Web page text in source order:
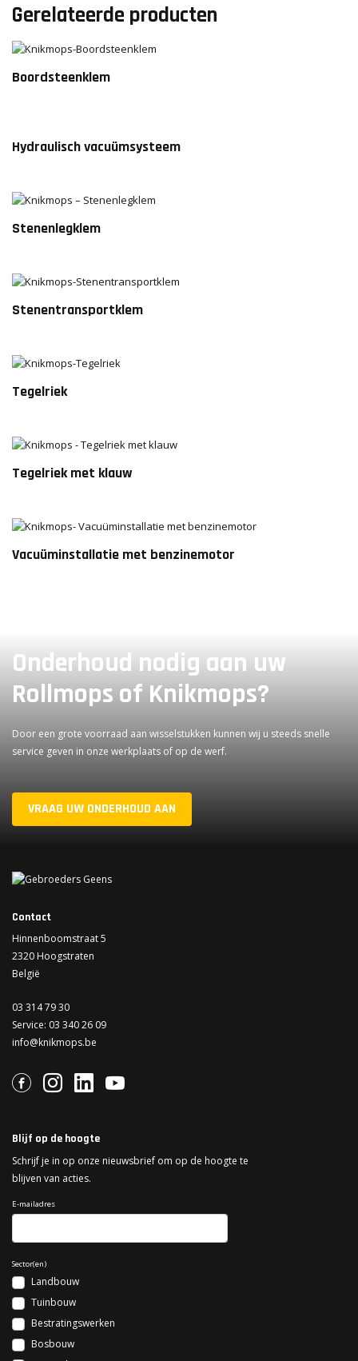
Gerelateerde producten
Boordsteenklem
Hydraulisch vacuümsysteem
Stenenlegklem
Stenentransportklem
Tegelriek
Tegelriek met klauw
Vacuüminstallatie met benzinemotor
Onderhoud nodig aan uw
Rollmops of Knikmops?
Door een grote voorraad aan wisselstukken kunnen wij u steeds snelle
service geven in onze werkplaats of op de werf.
VRAAG UW ONDERHOUD AAN
Contact
Hinnenboomstraat 5
2320 Hoogstraten
België
03 314 79 30
Service: 03 340 26 09
info@knikmops.be
Blijf op de hoogte
Schrijf je in op onze nieuwsbrief om op de hoogte te
blijven van acties.
E-mailadres
Sector(en)
Landbouw
Tuinbouw
Bestratingswerken
Bosbouw